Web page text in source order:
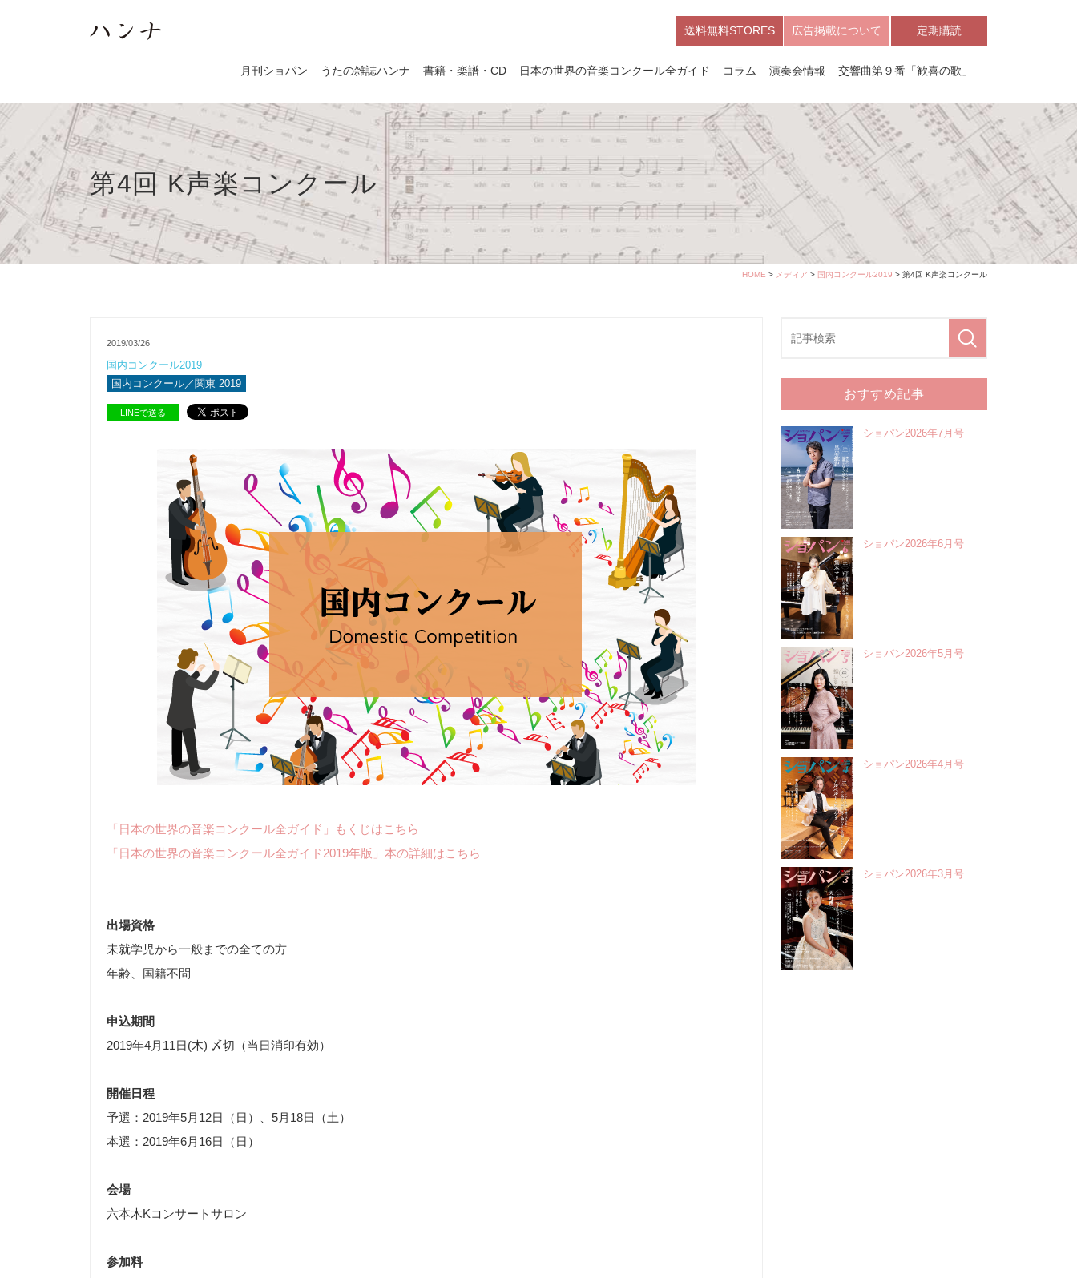
送料無料STORES 広告掲載について 定期購読
月刊ショパン うたの雑誌ハンナ 書籍・楽譜・CD 日本の世界の音楽コンクール全ガイド コラム 演奏会情報 交響曲第９番「歓喜の歌」
第4回 K声楽コンクール
HOME > メディア > 国内コンクール2019 > 第4回 K声楽コンクール
2019/03/26
国内コンクール2019
国内コンクール／関東 2019
LINEで送る
「日本の世界の音楽コンクール全ガイド」もくじはこちら
「日本の世界の音楽コンクール全ガイド2019年版」本の詳細はこちら
出場資格
未就学児から一般までの全ての方
年齢、国籍不問
申込期間
2019年4月11日(木) 〆切（当日消印有効）
開催日程
予選：2019年5月12日（日）、5月18日（土）
本選：2019年6月16日（日）
会場
六本木Kコンサートサロン
参加料
おすすめ記事
ショパン2026年7月号
ショパン2026年6月号
ショパン2026年5月号
ショパン2026年4月号
ショパン2026年3月号